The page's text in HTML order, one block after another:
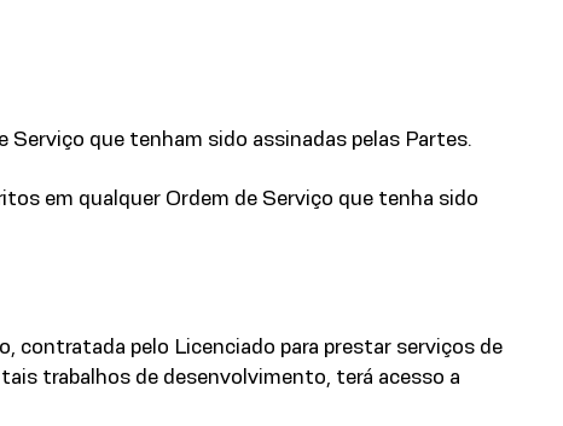
que tenham sido assinadas pelas Partes.
em qualquer Ordem de Serviço que tenha sido
contratada pelo Licenciado para prestar serviços de
trabalhos de desenvolvimento, terá acesso a